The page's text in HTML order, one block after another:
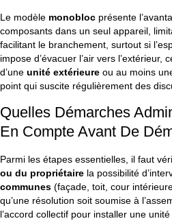
Le modèle monobloc présente
composants dans un seul appareil,
facilitant le branchement, surtout si
impose d’évacuer l’air vers
d’une unité extérieure ou au moins
point qui suscite régulièrement des
Quelles Démarches
En Compte Avant De
Parmi les étapes essentielles, il faut
ou du propriétaire la possibilité
communes (façade, toit, cour
qu’une résolution soit soumise à
l’accord collectif pour installer une